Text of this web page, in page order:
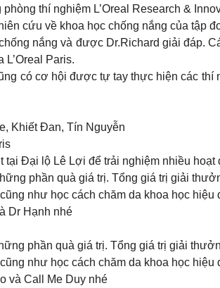
thí nghiệm L’Oreal Research &
cứu về khoa học chống nắng của tập
nắng và được Dr.Richard giải đáp.
Paris.
có cơ hội được tự tay thực hiện các
Khiết Đan, Tín Nguyễn
Đại lộ Lê Lợi để trải nghiệm nhiều hoạt
phần quà giá trị. Tổng giá trị giải
như học cách chăm da khoa học hiệu
Dr Hạnh nhé
phần quà giá trị. Tổng giá trị giải
như học cách chăm da khoa học hiệu
và Call Me Duy nhé